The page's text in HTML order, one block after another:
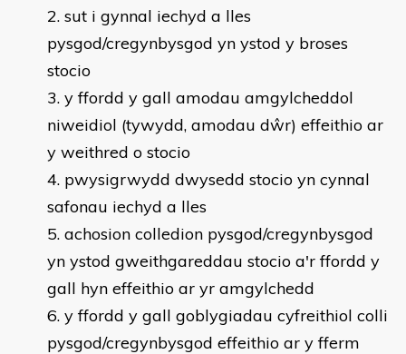
sut i gynnal iechyd a lles
pysgod/cregynbysgod yn ystod y broses
stocio
y ffordd y gall amodau amgylcheddol
niweidiol (tywydd, amodau dŵr) effeithio ar
y weithred o stocio
pwysigrwydd dwysedd stocio yn cynnal
safonau iechyd a lles
achosion colledion pysgod/cregynbysgod
yn ystod gweithgareddau stocio a'r ffordd y
gall hyn effeithio ar yr amgylchedd
y ffordd y gall goblygiadau cyfreithiol colli
pysgod/cregynbysgod effeithio ar y fferm